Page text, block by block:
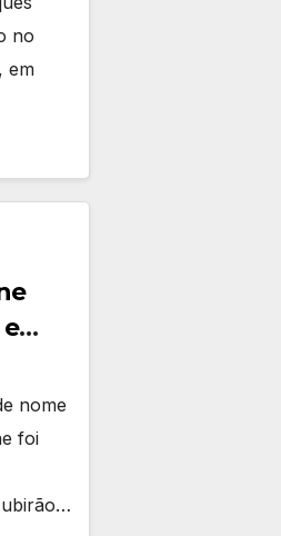
no
em
nome
foi